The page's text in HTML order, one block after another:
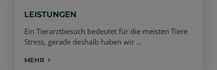
LEISTUNGEN
Ein Tierarztbesuch bedeutet für die meisten Tiere
Stress, gerade deshalb haben wir ...
MEHR